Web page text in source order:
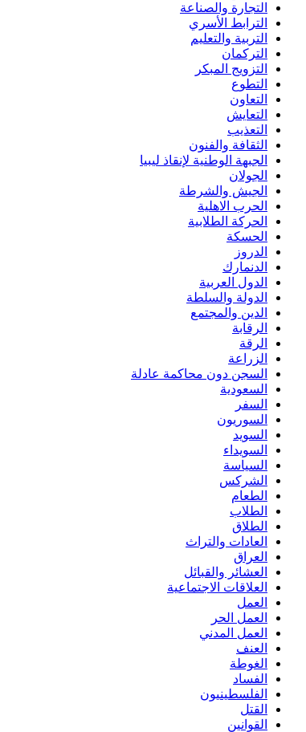
التجارة والصناعة
الترابط الأسري
التربية والتعليم
التركمان
التزويج المبكر
التطوع
التعاون
التعايش
التعذيب
الثقافة والفنون
الجبهة الوطنية لإنقاذ ليبيا
الجولان
الجيش والشرطة
الحرب الاهلية
الحركة الطلابية
الحسكة
الدروز
الدنمارك
الدول العربية
الدولة والسلطة
الدين والمجتمع
الرقابة
الرقة
الزراعة
السجن دون محاكمة عادلة
السعودية
السفر
السوريون
السويد
السويداء
السياسة
الشركس
الطعام
الطلاب
الطلاق
العادات والتراث
العراق
العشائر والقبائل
العلاقات الاجتماعية
العمل
العمل الحر
العمل المدني
العنف
الغوطة
الفساد
الفلسطينيون
القتل
القوانين